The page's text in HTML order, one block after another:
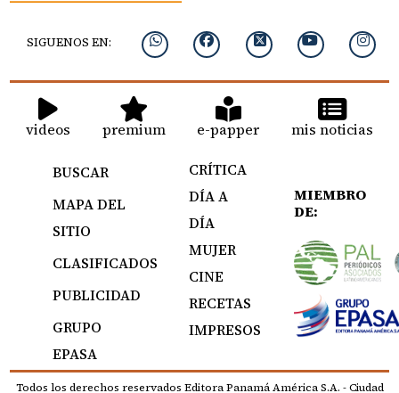
SIGUENOS EN:
videos premium e-papper mis noticias
BUSCAR
MAPA DEL
SITIO
CLASIFICADOS
PUBLICIDAD
GRUPO
EPASA
CRÍTICA
DÍA A
DÍA
MUJER
CINE
RECETAS
IMPRESOS
MIEMBRO
DE:
Todos los derechos reservados Editora Panamá América S.A. - Ciudad